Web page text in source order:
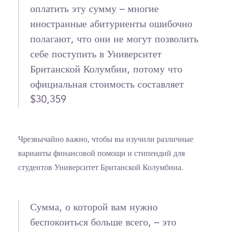
оплатить эту сумму – многие
иностранные абитуриенты ошибочно
полагают, что они не могут позволить
себе поступить в Университет
Британской Колумбии, потому что
официальная стоимость составляет
$30,359
Чрезвычайно важно, чтобы вы изучили различные
варианты финансовой помощи и стипендий для
студентов Университет Британской Колумбииа.
Сумма, о которой вам нужно
беспокоиться больше всего, – это